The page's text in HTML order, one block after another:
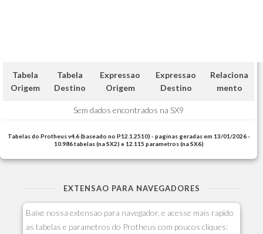
Tabela
Origem
Tabela
Destino
Expressao
Origem
Expressao
Destino
Relaciona
mento
Sem dados encontrados na SX9
Tabelas do Protheus v4.6 (baseado no P12.1.2510) - paginas geradas em 13/01/2026 -
10.986 tabelas (na SX2) e 12.115 parametros (na SX6)
EXTENSAO PARA NAVEGADORES
Baixe nossa extensao para navegador, e acesse mais rapido
as tabelas e parametros do Protheus com poucos cliques: